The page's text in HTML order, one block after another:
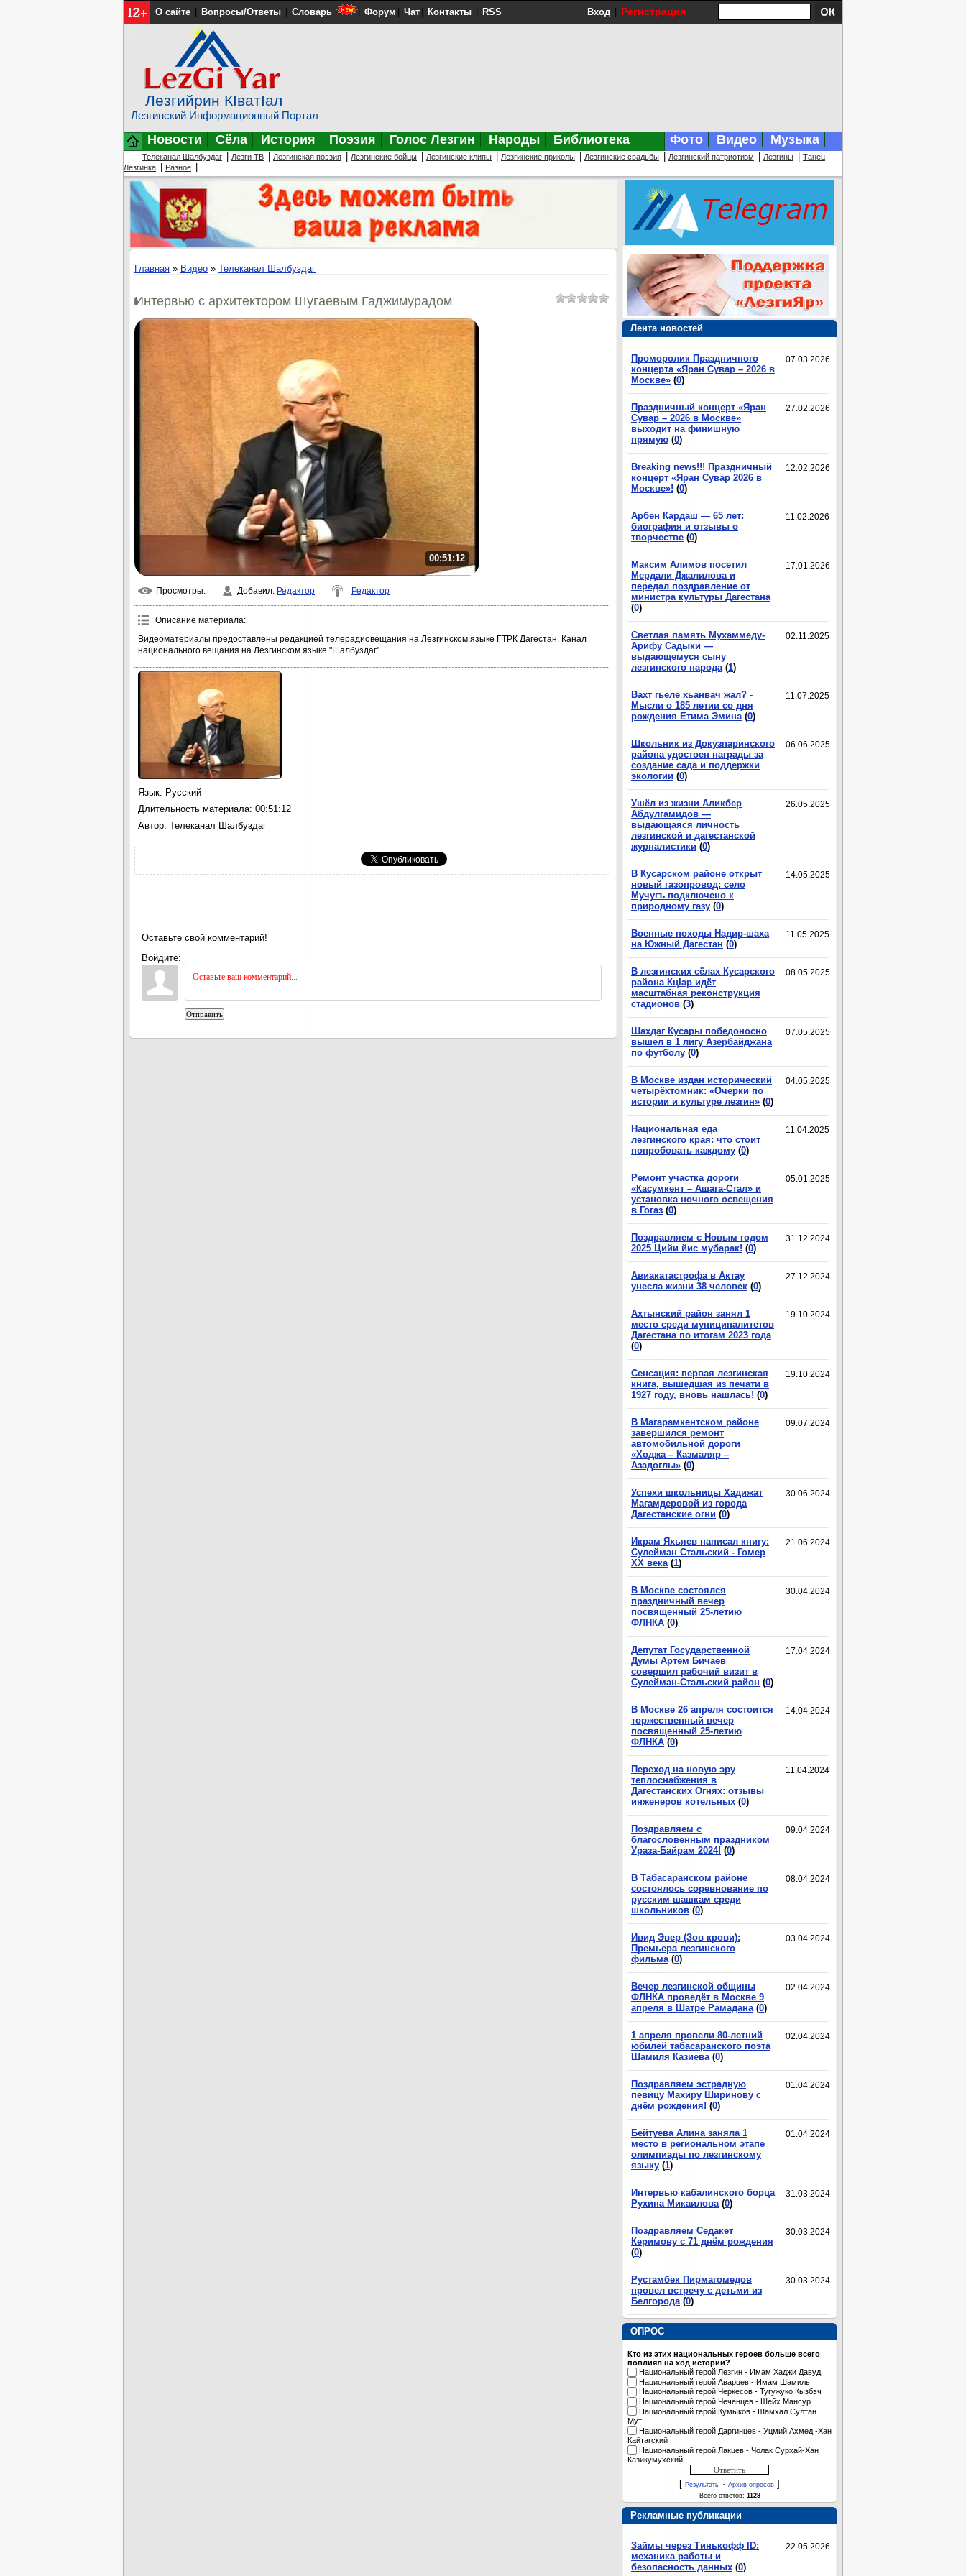
О сайте Вопросы/Ответы Словарь Форум Чат Контакты RSS Вход Регистрация
Лезгийрин КIватIал
Лезгинский Информационный Портал
Новости Сёла История Поэзия Голос Лезгин Народы Библиотека Фото Видео Музыка
Телеканал Шалбуздаг Лезги ТВ Лезгинская поэзия Лезгинские бойцы Лезгинские клипы Лезгинские приколы Лезгинские свадьбы Лезгинский патриотизм Лезгины
Танец
Лезгинка
Разное
Главная » Видео » Телеканал Шалбуздаг
Интервью с архитектором Шугаевым Гаджимурадом
00:51:12
Просмотры: Добавил: Редактор Редактор
Описание материала:
Видеоматериалы предоставлены редакцией телерадиовещания на Лезгинском языке ГТРК Дагестан. Канал
национального вещания на Лезгинском языке "Шалбуздаг"
Язык: Русский
Длительность материала: 00:51:12
Автор: Телеканал Шалбуздаг
Оставьте свой комментарий!
Войдите:
Отправить
Лента новостей
07.03.2026
Проморолик Праздничного
концерта «Яран Сувар – 2026 в
Москве» (0)
27.02.2026
Праздничный концерт «Яран
Сувар – 2026 в Москве»
выходит на финишную
прямую (0)
12.02.2026
Breaking news!!! Праздничный
концерт «Яран Сувар 2026 в
Москве»! (0)
11.02.2026
Арбен Кардаш — 65 лет:
биография и отзывы о
творчестве (0)
17.01.2026
Максим Алимов посетил
Мердали Джалилова и
передал поздравление от
министра культуры Дагестана
(0)
02.11.2025
Светлая память Мухаммеду-
Арифу Садыки —
выдающемуся сыну
лезгинского народа (1)
11.07.2025
Вахт гьеле хьанвач жал? -
Мысли о 185 летии со дня
рождения Етима Эмина (0)
06.06.2025
Школьник из Докузпаринского
района удостоен награды за
создание сада и поддержки
экологии (0)
26.05.2025
Ушёл из жизни Аликбер
Абдулгамидов —
выдающаяся личность
лезгинской и дагестанской
журналистики (0)
14.05.2025
В Кусарском районе открыт
новый газопровод: село
Мучугъ подключено к
природному газу (0)
11.05.2025
Военные походы Надир-шаха
на Южный Дагестан (0)
08.05.2025
В лезгинских сёлах Кусарского
района КцIар идёт
масштабная реконструкция
стадионов (3)
07.05.2025
Шахдаг Кусары победоносно
вышел в 1 лигу Азербайджана
по футболу (0)
04.05.2025
В Москве издан исторический
четырёхтомник: «Очерки по
истории и культуре лезгин» (0)
11.04.2025
Национальная еда
лезгинского края: что стоит
попробовать каждому (0)
05.01.2025
Ремонт участка дороги
«Касумкент – Ашага-Стал» и
установка ночного освещения
в Гогаз (0)
31.12.2024
Поздравляем с Новым годом
2025 Цийи йис мубарак! (0)
27.12.2024
Авиакатастрофа в Актау
унесла жизни 38 человек (0)
19.10.2024
Ахтынский район занял 1
место среди муниципалитетов
Дагестана по итогам 2023 года
(0)
19.10.2024
Сенсация: первая лезгинская
книга, вышедшая из печати в
1927 году, вновь нашлась! (0)
09.07.2024
В Магарамкентском районе
завершился ремонт
автомобильной дороги
«Ходжа – Казмаляр –
Азадоглы» (0)
30.06.2024
Успехи школьницы Хадижат
Магамдеровой из города
Дагестанские огни (0)
21.06.2024
Икрам Яхьяев написал книгу:
Сулейман Стальский - Гомер
XX века (1)
30.04.2024
В Москве состоялся
праздничный вечер
посвященный 25-летию
ФЛНКА (0)
17.04.2024
Депутат Государственной
Думы Артем Бичаев
совершил рабочий визит в
Сулейман-Стальский район (0)
14.04.2024
В Москве 26 апреля состоится
торжественный вечер
посвященный 25-летию
ФЛНКА (0)
11.04.2024
Переход на новую эру
теплоснабжения в
Дагестанских Огнях: отзывы
инженеров котельных (0)
09.04.2024
Поздравляем с
благословенным праздником
Ураза-Байрам 2024! (0)
08.04.2024
В Табасаранском районе
состоялось соревнование по
русским шашкам среди
школьников (0)
03.04.2024
Ивид Эвер (Зов крови):
Премьера лезгинского
фильма (0)
02.04.2024
Вечер лезгинской общины
ФЛНКА проведёт в Москве 9
апреля в Шатре Рамадана (0)
02.04.2024
1 апреля провели 80-летний
юбилей табасаранского поэта
Шамиля Казиева (0)
01.04.2024
Поздравляем эстрадную
певицу Махиру Ширинову с
днём рождения! (0)
01.04.2024
Бейтуева Алина заняла 1
место в региональном этапе
олимпиады по лезгинскому
языку (1)
31.03.2024
Интервью кабалинского борца
Рухина Микаилова (0)
30.03.2024
Поздравляем Седакет
Керимову с 71 днём рождения
(0)
30.03.2024
Рустамбек Пирмагомедов
провел встречу с детьми из
Белгорода (0)
ОПРОС
Кто из этих национальных героев больше всего
повлиял на ход истории?
Национальный герой Лезгин - Имам Хаджи Давуд
Национальный герой Аварцев - Имам Шамиль
Национальный герой Черкесов - Тугужуко Кызбэч
Национальный герой Чеченцев - Шейх Мансур
Национальный герой Кумыков - Шамхал Султан
Мут
Национальный герой Даргинцев - Уцмий Ахмед -Хан
Кайтагский
Национальный герой Лакцев - Чолак Сурхай-Хан
Казикумухский.
[ Результаты · Архив опросов ]
Всего ответов: 1128
Рекламные публикации
22.05.2026
Займы через Тинькофф ID:
механика работы и
безопасность данных (0)